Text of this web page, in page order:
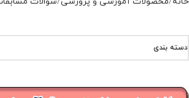
دسته بندی